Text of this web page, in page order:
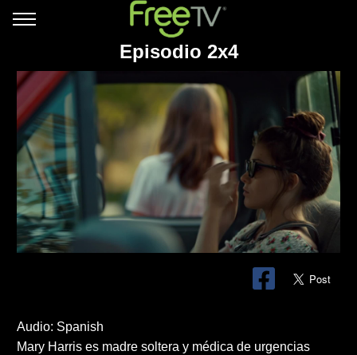
Episodio 2x4
Audio: Spanish
Mary Harris es madre soltera y médica de urgencias